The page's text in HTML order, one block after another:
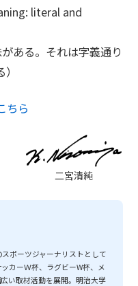
literal and
ある。それは字義通り
ちら
二宮清純
ポーツジャーナリストとして
カーＷ杯、ラグビーW杯、メ
い取材活動を展開。明治大学